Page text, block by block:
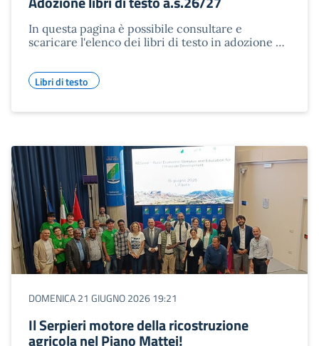
In questa pagina è possibile consultare e
scaricare l'elenco dei libri di testo in adozione …
Libri di testo
DOMENICA 21 GIUGNO 2026 19:21
Il Serpieri motore della ricostruzione
agricola nel Piano Mattei!​